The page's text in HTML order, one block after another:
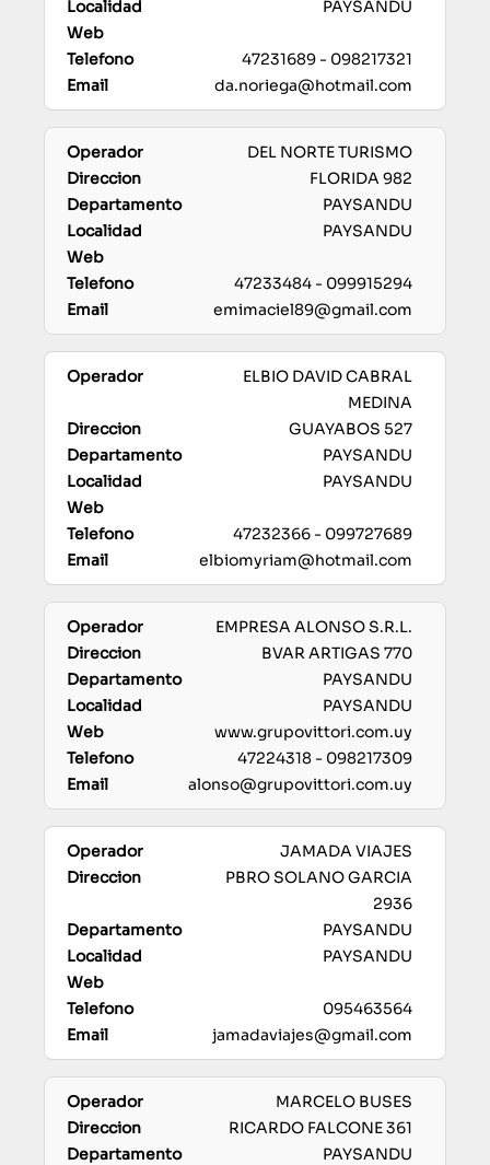
PAYSANDU
47231689 - 098217321
da.noriega@hotmail.com
DEL NORTE TURISMO
FLORIDA 982
PAYSANDU
PAYSANDU
47233484 - 099915294
emimaciel89@gmail.com
ELBIO DAVID CABRAL
MEDINA
GUAYABOS 527
PAYSANDU
PAYSANDU
47232366 - 099727689
elbiomyriam@hotmail.com
EMPRESA ALONSO S.R.L.
BVAR ARTIGAS 770
PAYSANDU
PAYSANDU
www.grupovittori.com.uy
47224318 - 098217309
alonso@grupovittori.com.uy
JAMADA VIAJES
PBRO SOLANO GARCIA
2936
PAYSANDU
PAYSANDU
095463564
jamadaviajes@gmail.com
MARCELO BUSES
RICARDO FALCONE 361
PAYSANDU